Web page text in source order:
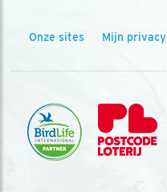
Onze sites Mijn privacy